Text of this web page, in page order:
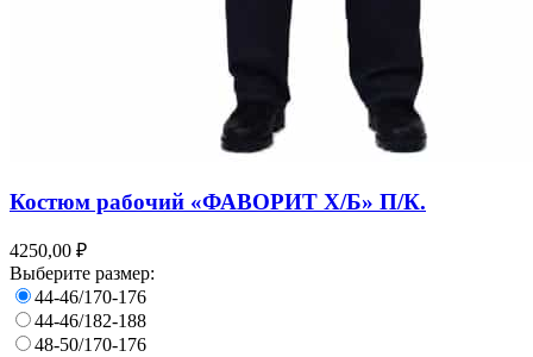
Костюм рабочий «ФАВОРИТ Х/Б» П/К.
4250,00 ₽
Выберите размер:
44-46/170-176
44-46/182-188
48-50/170-176